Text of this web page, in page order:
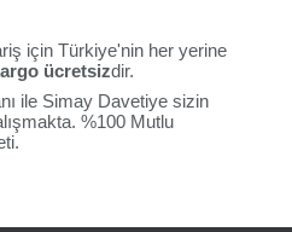
için Türkiye'nin her yerine
ücretsizdir.
ile Simay Davetiye sizin
%100 Mutlu